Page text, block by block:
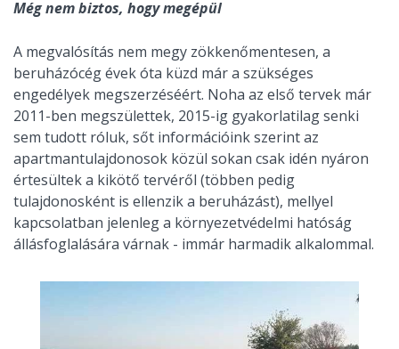
Még nem biztos, hogy megépül
A megvalósítás nem megy zökkenőmentesen, a
beruházócég évek óta küzd már a szükséges
engedélyek megszerzéséért. Noha az első tervek már
2011-ben megszülettek, 2015-ig gyakorlatilag senki
sem tudott róluk, sőt információink szerint az
apartmantulajdonosok közül sokan csak idén nyáron
értesültek a kikötő tervéről (többen pedig
tulajdonosként is ellenzik a beruházást), mellyel
kapcsolatban jelenleg a környezetvédelmi hatóság
állásfoglalására várnak - immár harmadik alkalommal.